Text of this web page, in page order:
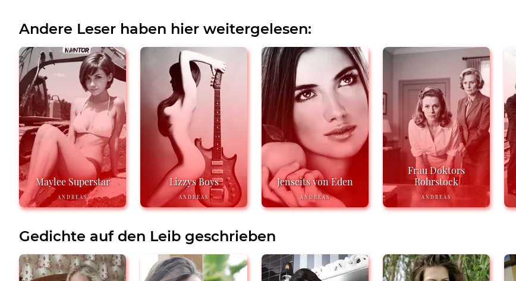
Andere Leser haben hier weitergelesen:
Maylee Superstar
ANDREAS
Lizzys Boys
ANDREAS
Jenseits von Eden
ANDREAS
Frau Doktors
Rohrstock
ANDREAS
Gedichte auf den Leib geschrieben